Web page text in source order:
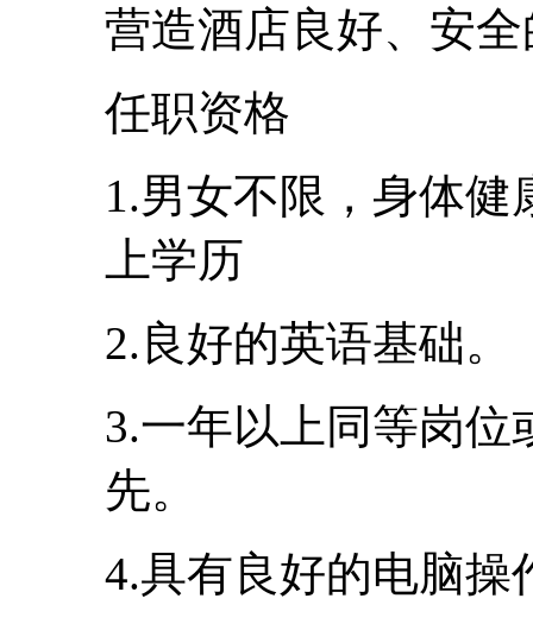
营造酒店良好、安
任职资格
1.男女不限，身体
上学历
2.良好的英语基础。
3.一年以上同等岗
先。
4.具有良好的电脑操